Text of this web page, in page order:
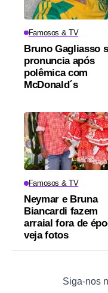
Famosos & TV
Bruno Gagliasso
pronuncia após
polêmica com
McDonald´s
Famosos & TV
Neymar e Bruna
Biancardi fazem
arraial fora de
veja fotos
Siga-nos